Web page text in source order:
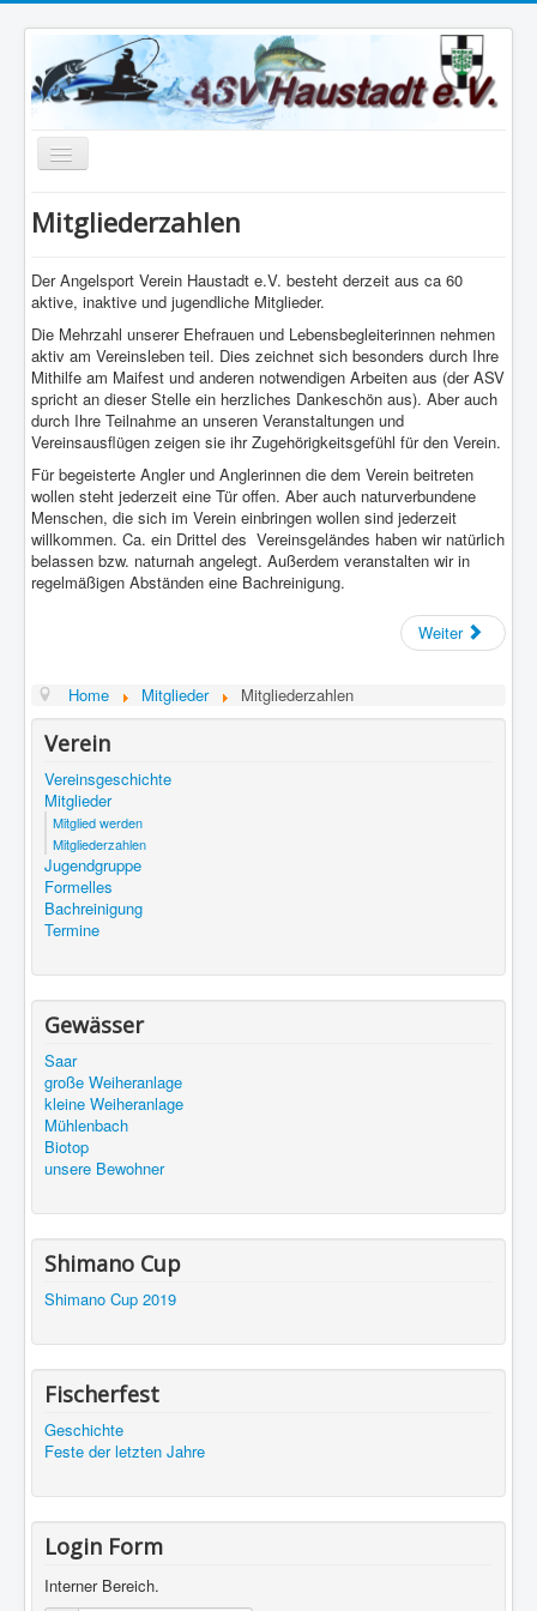
Navigation
Home
Datenschutzerklärung
Impressum
Mitgliederzahlen
Der Angelsport Verein Haustadt e.V. besteht derzeit aus ca 60
aktive, inaktive und jugendliche Mitglieder.
Die Mehrzahl unserer Ehefrauen und Lebensbegleiterinnen nehmen
aktiv am Vereinsleben teil. Dies zeichnet sich besonders durch Ihre
Mithilfe am Maifest und anderen notwendigen Arbeiten aus (der ASV
spricht an dieser Stelle ein herzliches Dankeschön aus). Aber auch
durch Ihre Teilnahme an unseren Veranstaltungen und
Vereinsausflügen zeigen sie ihr Zugehörigkeitsgefühl für den Verein.
Für begeisterte Angler und Anglerinnen die dem Verein beitreten
wollen steht jederzeit eine Tür offen. Aber auch naturverbundene
Menschen, die sich im Verein einbringen wollen sind jederzeit
willkommen. Ca. ein Drittel des Vereinsgeländes haben wir natürlich
belassen bzw. naturnah angelegt. Außerdem veranstalten wir in
regelmäßigen Abständen eine Bachreinigung.
Weiter
Home Mitglieder Mitgliederzahlen
Verein
Vereinsgeschichte
Mitglieder
Mitglied werden
Mitgliederzahlen
Jugendgruppe
Formelles
Bachreinigung
Termine
Gewässer
Saar
große Weiheranlage
kleine Weiheranlage
Mühlenbach
Biotop
unsere Bewohner
Shimano Cup
Shimano Cup 2019
Fischerfest
Geschichte
Feste der letzten Jahre
Login Form
Interner Bereich.